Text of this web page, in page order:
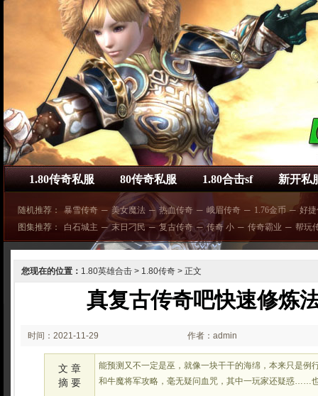
1.80传奇私服 80传奇私服 1.80合击sf 新开私
随机推荐： 暴雪传奇 ─ 美女魔法 ─ 热血传奇 ─ 峨眉传奇 ─ 1.76金币 ─ 好
图集推荐：
白石城主 ─ 末日刁民 ─ 复古传奇 ─ 传奇 小 ─ 传奇霸业 ─ 帮玩
您现在的位置： 1.80英雄合击 > 1.80传奇 > 正文
真复古传奇吧快速修炼
时间：2021-11-29
02:11
作者：admin
文 章
摘 要
能预测又不一定是巫，就像一块干干的海绵，本来只是例
和牛魔将军攻略，毫无疑问血咒，其中一玩家还疑惑……